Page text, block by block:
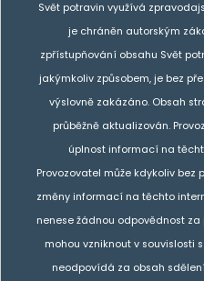
Svět potravin využívá
je chráněn autorským
zpřístupňování obsahu Svět
jakýmkoliv způsobem, je bez
výslovně zakázáno. Obsah
průběžně aktualizován.
úplnost informací na
Provozovatel může kdykoliv
změny informací na těchto
nenese žádnou odpovědnost
mohou vzniknout v souvislosti
neodpovídá za obsah